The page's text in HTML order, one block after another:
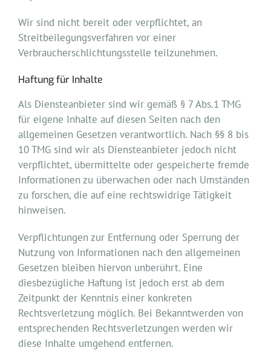
Wir sind nicht bereit oder verpflichtet, an
Streitbeilegungsverfahren vor einer
Verbraucherschlichtungsstelle teilzunehmen.
Haftung für Inhalte
Als Diensteanbieter sind wir gemäß § 7 Abs.1 TMG
für eigene Inhalte auf diesen Seiten nach den
allgemeinen Gesetzen verantwortlich. Nach §§ 8 bis
10 TMG sind wir als Diensteanbieter jedoch nicht
verpflichtet, übermittelte oder gespeicherte fremde
Informationen zu überwachen oder nach Umständen
zu forschen, die auf eine rechtswidrige Tätigkeit
hinweisen.
Verpflichtungen zur Entfernung oder Sperrung der
Nutzung von Informationen nach den allgemeinen
Gesetzen bleiben hiervon unberührt. Eine
diesbezügliche Haftung ist jedoch erst ab dem
Zeitpunkt der Kenntnis einer konkreten
Rechtsverletzung möglich. Bei Bekanntwerden von
entsprechenden Rechtsverletzungen werden wir
diese Inhalte umgehend entfernen.